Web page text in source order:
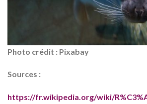
Photo crédit : Pixabay
Sources :
https://fr.wikipedia.org/wiki/